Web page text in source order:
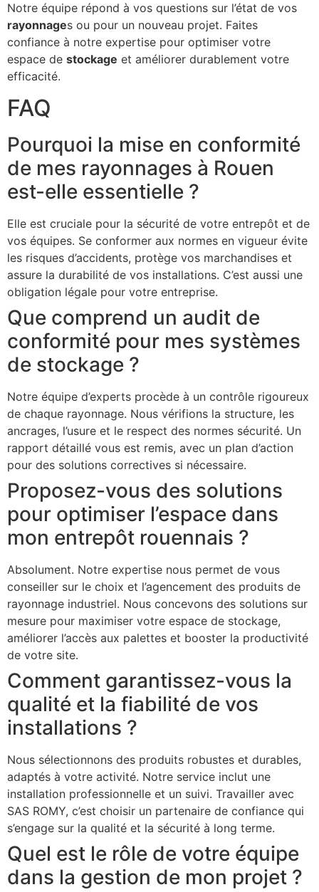
Notre équipe répond à vos questions sur l’état de vos
rayonnages ou pour un nouveau projet. Faites
confiance à notre expertise pour optimiser votre
espace de stockage et améliorer durablement votre
efficacité.
FAQ
Pourquoi la mise en conformité
de mes rayonnages à Rouen
est-elle essentielle ?
Elle est cruciale pour la sécurité de votre entrepôt et de
vos équipes. Se conformer aux normes en vigueur évite
les risques d’accidents, protège vos marchandises et
assure la durabilité de vos installations. C’est aussi une
obligation légale pour votre entreprise.
Que comprend un audit de
conformité pour mes systèmes
de stockage ?
Notre équipe d’experts procède à un contrôle rigoureux
de chaque rayonnage. Nous vérifions la structure, les
ancrages, l’usure et le respect des normes sécurité. Un
rapport détaillé vous est remis, avec un plan d’action
pour des solutions correctives si nécessaire.
Proposez-vous des solutions
pour optimiser l’espace dans
mon entrepôt rouennais ?
Absolument. Notre expertise nous permet de vous
conseiller sur le choix et l’agencement des produits de
rayonnage industriel. Nous concevons des solutions sur
mesure pour maximiser votre espace de stockage,
améliorer l’accès aux palettes et booster la productivité
de votre site.
Comment garantissez-vous la
qualité et la fiabilité de vos
installations ?
Nous sélectionnons des produits robustes et durables,
adaptés à votre activité. Notre service inclut une
installation professionnelle et un suivi. Travailler avec
SAS ROMY, c’est choisir un partenaire de confiance qui
s’engage sur la qualité et la sécurité à long terme.
Quel est le rôle de votre équipe
dans la gestion de mon projet ?